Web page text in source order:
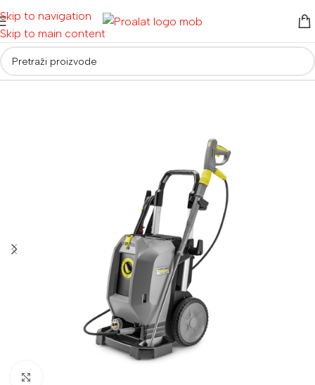
Skip to navigation
Skip to main content
Početna/ Alati za vrt i dom